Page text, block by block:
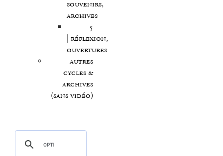
souvenirs,
archives
5
| réflexion,
ouvertures
autres
cycles &
archives
(sans vidéo)